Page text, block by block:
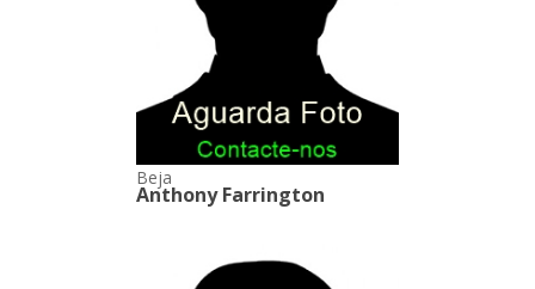
Beja
Anthony Farrington